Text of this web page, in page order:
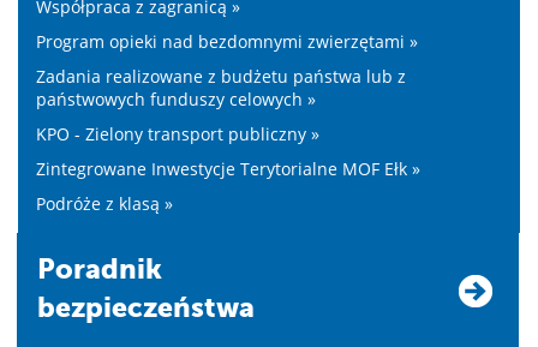
Współpraca z zagranicą »
Program opieki nad bezdomnymi zwierzętami »
Zadania realizowane z budżetu państwa lub z
państwowych funduszy celowych »
KPO - Zielony transport publiczny »
Zintegrowane Inwestycje Terytorialne MOF Ełk »
Podróże z klasą »
Poradnik
bezpieczeństwa